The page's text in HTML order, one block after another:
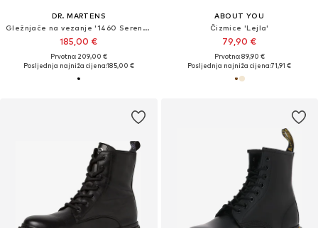
DR. MARTENS
Gležnjače na vezanje '1460 Serena - 8'
185,00 €
Prvotno: 209,00 €
Posljednja najniža cijena:185,00 €
ABOUT YOU
Čizmice 'Lejla'
79,90 €
Prvotno: 89,90 €
Posljednja najniža cijena:71,91 €